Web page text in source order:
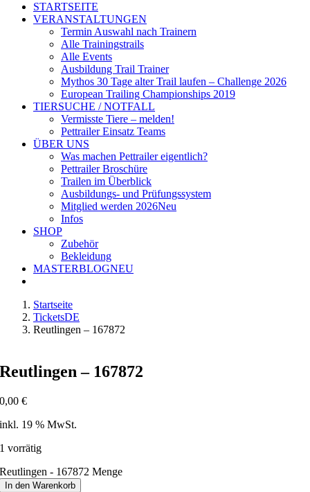
STARTSEITE
VERANSTALTUNGEN
Termin Auswahl nach Trainern
Alle Trainingstrails
Alle Events
Ausbildung Trail Trainer
Mythos 30 Tage alter Trail laufen – Challenge 2026
European Trailing Championships 2019
TIERSUCHE / NOTFALL
Vermisste Tiere – melden!
Pettrailer Einsatz Teams
ÜBER UNS
Was machen Pettrailer eigentlich?
Pettrailer Broschüre
Trailen im Überblick
Ausbildungs- und Prüfungssystem
Mitglied werden 2026Neu
Infos
SHOP
Zubehör
Bekleidung
MASTERBLOGNEU
Startseite
TicketsDE
Reutlingen – 167872
Reutlingen – 167872
0,00€
inkl. 19 % MwSt.
1 vorrätig
Reutlingen - 167872 Menge
In den Warenkorb